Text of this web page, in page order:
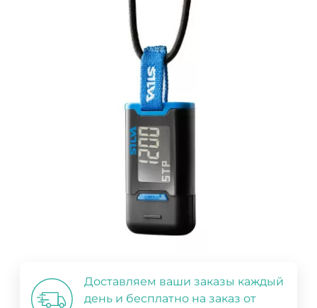
Доставляем ваши заказы каждый
день и бесплатно на заказ от